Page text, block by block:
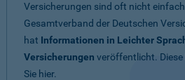
Versicherungen sind oft nicht
Gesamtverband der Deutschen
hat Informationen in Leichter
Versicherungen veröffentlicht.
Sie hier.